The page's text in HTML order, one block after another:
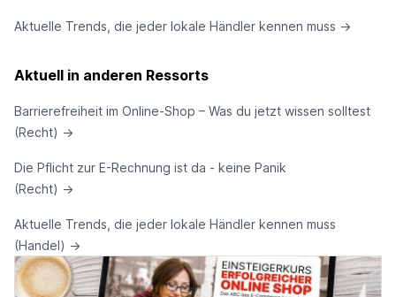
Aktuelle Trends, die jeder lokale Händler kennen muss →
Aktuell in anderen Ressorts
Barrierefreiheit im Online-Shop – Was du jetzt wissen solltest
(Recht) →
Die Pflicht zur E-Rechnung ist da - keine Panik
(Recht) →
Aktuelle Trends, die jeder lokale Händler kennen muss
(Handel) →